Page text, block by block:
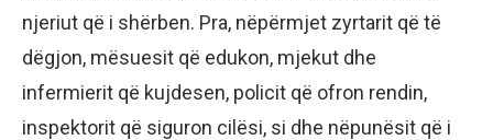
njeriut që i shërben. Pra, nëpërmjet zyrtarit që të
dëgjon, mësuesit që edukon, mjekut dhe
infermierit që kujdesen, policit që ofron rendin,
inspektorit që siguron cilësi, si dhe nëpunësit që i